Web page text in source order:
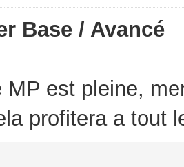
Base / Avancé
MP est pleine,
profitera a tout